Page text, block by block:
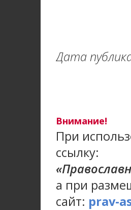
Дата
Внимание!
При
ссылку:
а при
сайт: prav-